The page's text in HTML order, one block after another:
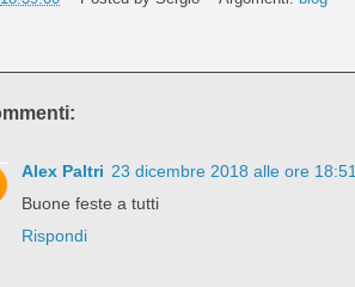
Alex Paltri 23 dicembre 2018 alle ore 18:51
Buone feste a tutti
Rispondi